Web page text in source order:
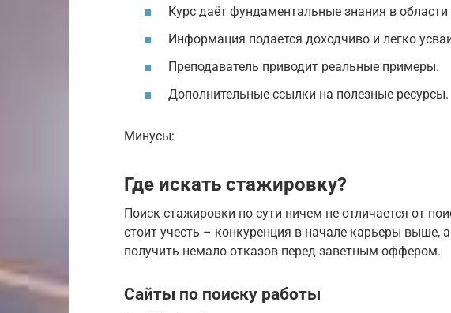
Курс даёт фундаментальные знания в области
Информация подается доходчиво и легко
Преподаватель приводит реальные примеры.
Дополнительные ссылки на полезные ресурсы.
Минусы:
Где искать стажировку?
Поиск стажировки по сути ничем не отличается от
стоит учесть – конкуренция в начале карьеры выше,
получить немало отказов перед заветным оффером.
Сайты по поиску работы